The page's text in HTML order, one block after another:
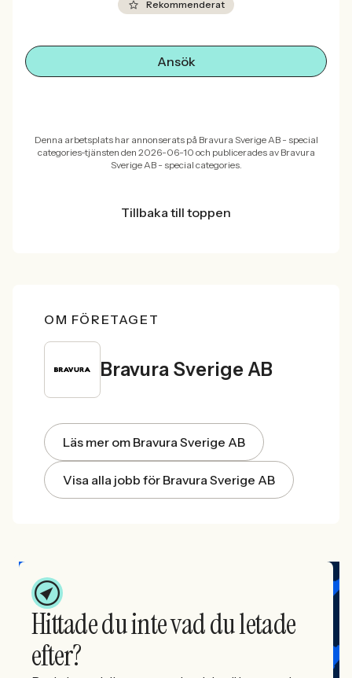
Rekommenderat
Ansök
Denna arbetsplats har annonserats på Bravura Sverige AB - special
categories-tjänsten den 2026-06-10 och publicerades av Bravura
Sverige AB - special categories.
Tillbaka till toppen
OM FÖRETAGET
Bravura Sverige AB
Läs mer om Bravura Sverige AB
Visa alla jobb för Bravura Sverige AB
Hittade du inte vad du letade
efter?